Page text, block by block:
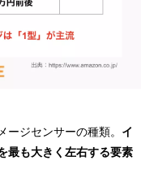
ジセンサーの種類。 イ
最も大きく左右する要素